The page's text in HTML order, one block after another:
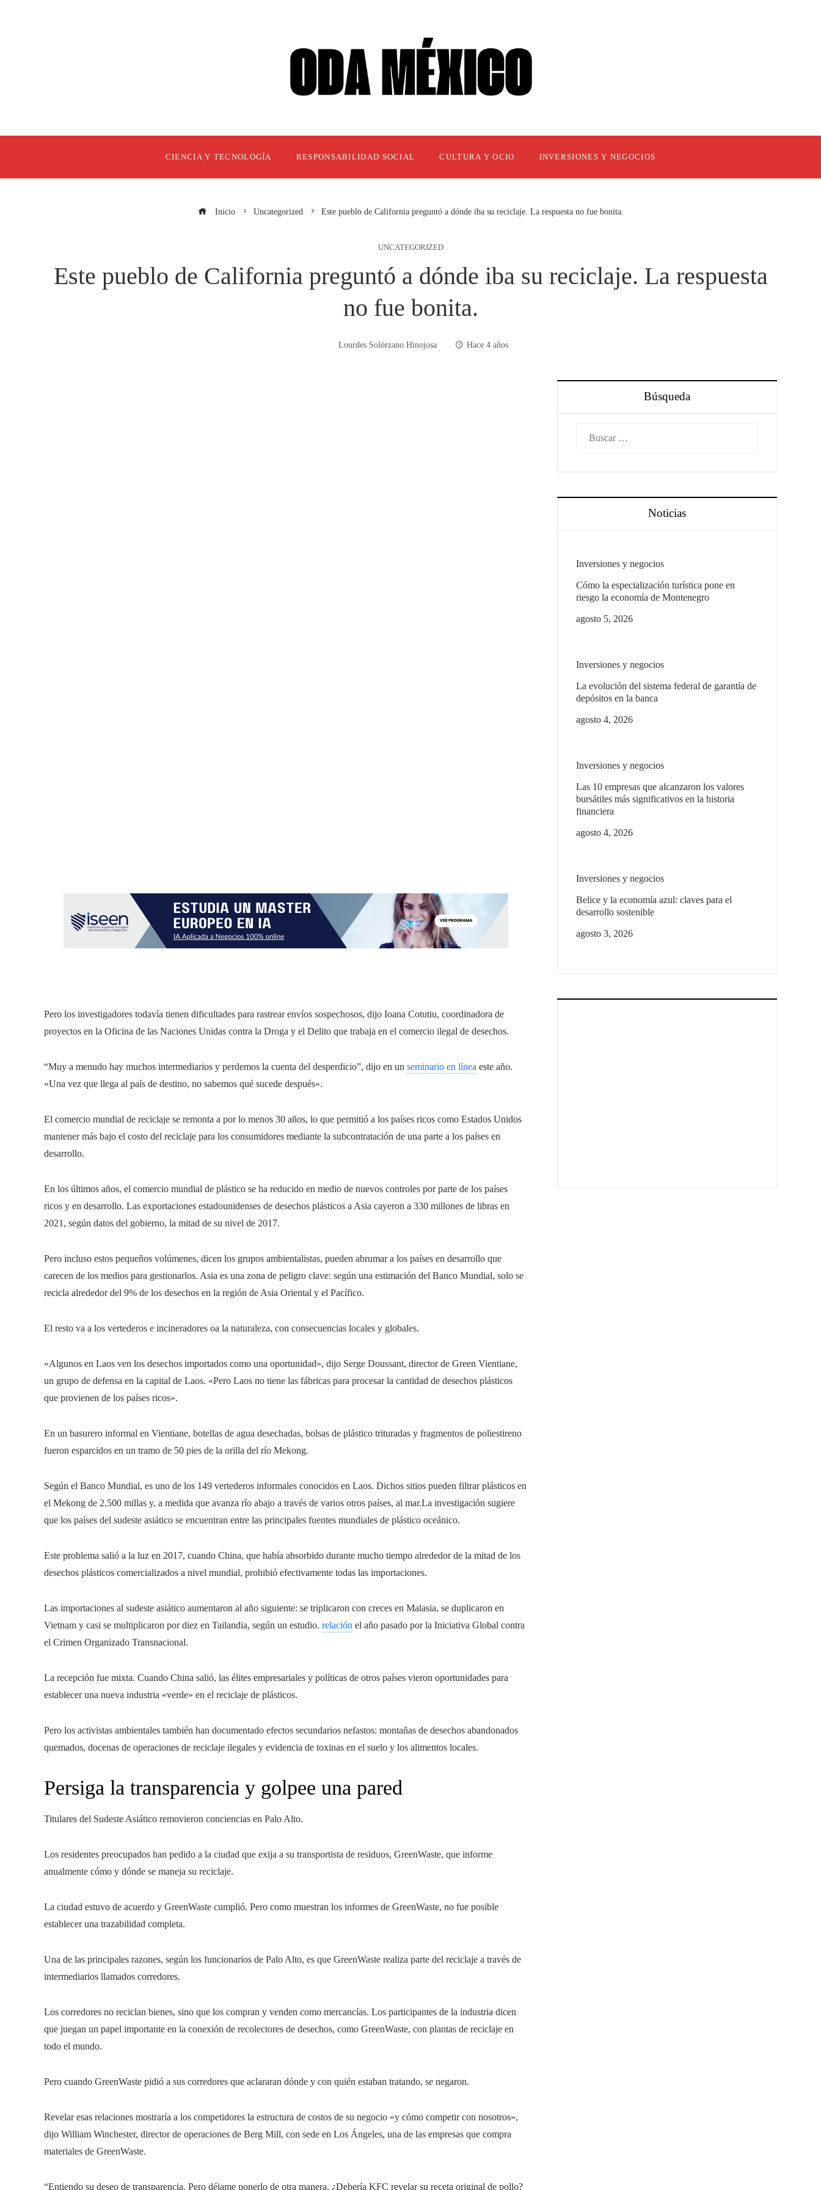
CIENCIA Y TECNOLOGÍA RESPONSABILIDAD SOCIAL CULTURA Y OCIO INVERSIONES Y NEGOCIOS
Inicio Uncategorized Este pueblo de California preguntó a dónde iba su reciclaje. La respuesta no fue bonita.
UNCATEGORIZED
Este pueblo de California preguntó a dónde iba su reciclaje. La respuesta
no fue bonita.
Lourdes Solórzano Hinojosa Hace 4 años
Pero los investigadores todavía tienen dificultades para rastrear envíos sospechosos, dijo Ioana Cotutiu, coordinadora de
proyectos en la Oficina de las Naciones Unidas contra la Droga y el Delito que trabaja en el comercio ilegal de desechos.
“Muy a menudo hay muchos intermediarios y perdemos la cuenta del desperdicio”, dijo en un seminario en línea este año.
«Una vez que llega al país de destino, no sabemos qué sucede después».
El comercio mundial de reciclaje se remonta a por lo menos 30 años, lo que permitió a los países ricos como Estados Unidos
mantener más bajo el costo del reciclaje para los consumidores mediante la subcontratación de una parte a los países en
desarrollo.
En los últimos años, el comercio mundial de plástico se ha reducido en medio de nuevos controles por parte de los países
ricos y en desarrollo. Las exportaciones estadounidenses de desechos plásticos a Asia cayeron a 330 millones de libras en
2021, según datos del gobierno, la mitad de su nivel de 2017.
Pero incluso estos pequeños volúmenes, dicen los grupos ambientalistas, pueden abrumar a los países en desarrollo que
carecen de los medios para gestionarlos. Asia es una zona de peligro clave: según una estimación del Banco Mundial, solo se
recicla alrededor del 9% de los desechos en la región de Asia Oriental y el Pacífico.
El resto va a los vertederos e incineradores oa la naturaleza, con consecuencias locales y globales.
«Algunos en Laos ven los desechos importados como una oportunidad», dijo Serge Doussant, director de Green Vientiane,
un grupo de defensa en la capital de Laos. «Pero Laos no tiene las fábricas para procesar la cantidad de desechos plásticos
que provienen de los países ricos».
En un basurero informal en Vientiane, botellas de agua desechadas, bolsas de plástico trituradas y fragmentos de poliestireno
fueron esparcidos en un tramo de 50 pies de la orilla del río Mekong.
Según el Banco Mundial, es uno de los 149 vertederos informales conocidos en Laos. Dichos sitios pueden filtrar plásticos en
el Mekong de 2,500 millas y, a medida que avanza río abajo a través de varios otros países, al mar.La investigación sugiere
que los países del sudeste asiático se encuentran entre las principales fuentes mundiales de plástico oceánico.
Este problema salió a la luz en 2017, cuando China, que había absorbido durante mucho tiempo alrededor de la mitad de los
desechos plásticos comercializados a nivel mundial, prohibió efectivamente todas las importaciones.
Las importaciones al sudeste asiático aumentaron al año siguiente: se triplicaron con creces en Malasia, se duplicaron en
Vietnam y casi se multiplicaron por diez en Tailandia, según un estudio. relación el año pasado por la Iniciativa Global contra
el Crimen Organizado Transnacional.
La recepción fue mixta. Cuando China salió, las élites empresariales y políticas de otros países vieron oportunidades para
establecer una nueva industria «verde» en el reciclaje de plásticos.
Pero los activistas ambientales también han documentado efectos secundarios nefastos: montañas de desechos abandonados
quemados, docenas de operaciones de reciclaje ilegales y evidencia de toxinas en el suelo y los alimentos locales.
Persiga la transparencia y golpee una pared
Titulares del Sudeste Asiático removieron conciencias en Palo Alto.
Los residentes preocupados han pedido a la ciudad que exija a su transportista de residuos, GreenWaste, que informe
anualmente cómo y dónde se maneja su reciclaje.
La ciudad estuvo de acuerdo y GreenWaste cumplió. Pero como muestran los informes de GreenWaste, no fue posible
establecer una trazabilidad completa.
Una de las principales razones, según los funcionarios de Palo Alto, es que GreenWaste realiza parte del reciclaje a través de
intermediarios llamados corredores.
Los corredores no reciclan bienes, sino que los compran y venden como mercancías. Los participantes de la industria dicen
que juegan un papel importante en la conexión de recolectores de desechos, como GreenWaste, con plantas de reciclaje en
todo el mundo.
Pero cuando GreenWaste pidió a sus corredores que aclararan dónde y con quién estaban tratando, se negaron.
Revelar esas relaciones mostraría a los competidores la estructura de costos de su negocio «y cómo competir con nosotros»,
dijo William Winchester, director de operaciones de Berg Mill, con sede en Los Ángeles, una de las empresas que compra
materiales de GreenWaste.
“Entiendo su deseo de transparencia. Pero déjame ponerlo de otra manera. ¿Debería KFC revelar su receta original de pollo?
Búsqueda
Noticias
Inversiones y negocios
Cómo la especialización turística pone en
riesgo la economía de Montenegro
agosto 5, 2026
Inversiones y negocios
La evolución del sistema federal de garantía de
depósitos en la banca
agosto 4, 2026
Inversiones y negocios
Las 10 empresas que alcanzaron los valores
bursátiles más significativos en la historia
financiera
agosto 4, 2026
Inversiones y negocios
Belice y la economía azul: claves para el
desarrollo sostenible
agosto 3, 2026